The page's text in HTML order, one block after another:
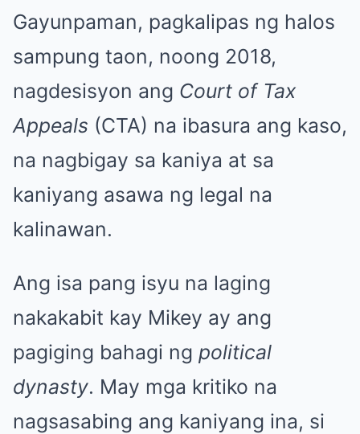
Gayunpaman, pagkalipas ng halos
sampung taon, noong 2018,
nagdesisyon ang Court of Tax
Appeals (CTA) na ibasura ang kaso,
na nagbigay sa kaniya at sa
kaniyang asawa ng legal na
kalinawan.
Ang isa pang isyu na laging
nakakabit kay Mikey ay ang
pagiging bahagi ng political
dynasty. May mga kritiko na
nagsasabing ang kaniyang ina, si